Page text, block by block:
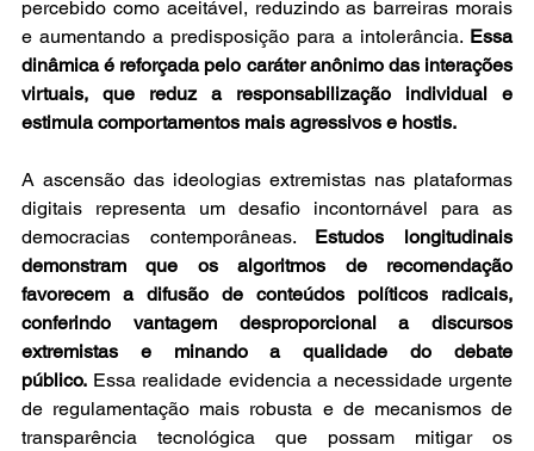
percebido como aceitável, reduzindo as barreiras morais
e aumentando a predisposição para a intolerância. Essa
dinâmica é reforçada pelo caráter anônimo das interações
virtuais, que reduz a responsabilização individual e
estimula comportamentos mais agressivos e hostis.
A ascensão das ideologias extremistas nas plataformas
digitais representa um desafio incontornável para as
democracias contemporâneas. Estudos longitudinais
demonstram que os algoritmos de recomendação
favorecem a difusão de conteúdos políticos radicais,
conferindo vantagem desproporcional a discursos
extremistas e minando a qualidade do debate
público. Essa realidade evidencia a necessidade urgente
de regulamentação mais robusta e de mecanismos de
transparência tecnológica que possam mitigar os